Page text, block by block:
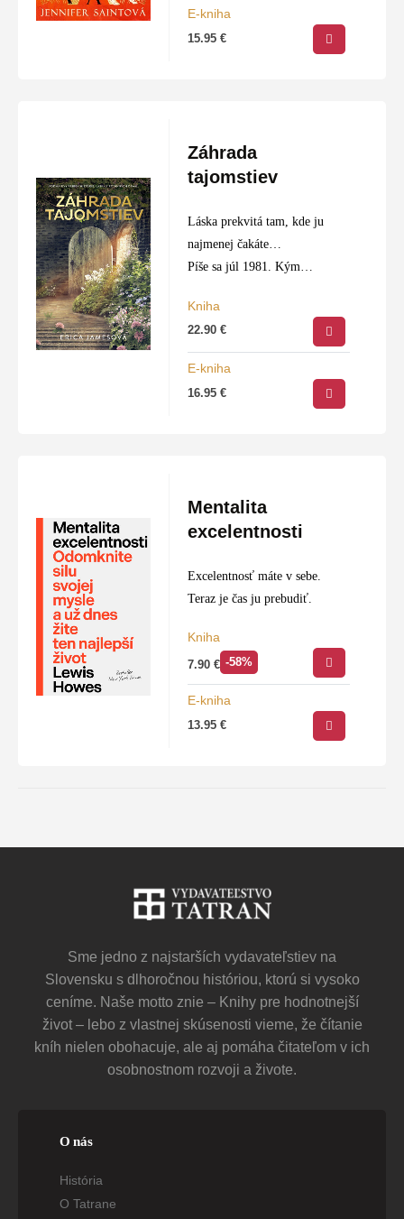
E-kniha
15.95€
Záhrada
tajomstiev
Láska prekvitá tam, kde ju
najmenej čakáte…
Píše sa júl 1981. Kým
oslavy sobáša princa Charlesa a
princeznej Diany, Libby sa
chce dostať od kráľovskej
Kniha
22.90€
E-kniha
16.95€
Mentalita
excelentnosti
Excelentnosť máte v sebe.
Teraz je čas ju prebudiť.
Kniha
7.90€ -58%
E-kniha
13.95€
Sme jedno z najstarších vydavateľstiev na
Slovensku s dlhoročnou históriou, ktorú si vysoko
ceníme. Naše motto znie – Knihy pre hodnotnejší
život – lebo z vlastnej skúsenosti vieme, že čítanie
kníh nielen obohacuje, ale aj pomáha čitateľom v ich
osobnostnom rozvoji a živote.
O nás
História
O Tatrane